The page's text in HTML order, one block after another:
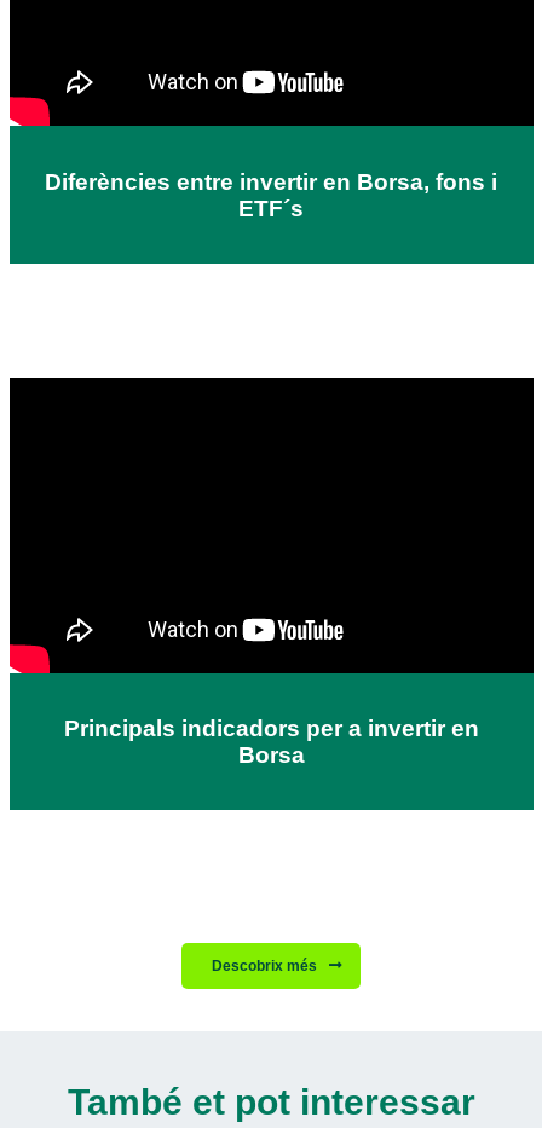
Diferències entre invertir en Borsa, fons i
ETF´s
Principals indicadors per a invertir en
Borsa
Descobrix més
També et pot interessar